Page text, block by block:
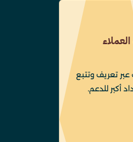
عبر تعريف وتتبع
أكبر للدعم.